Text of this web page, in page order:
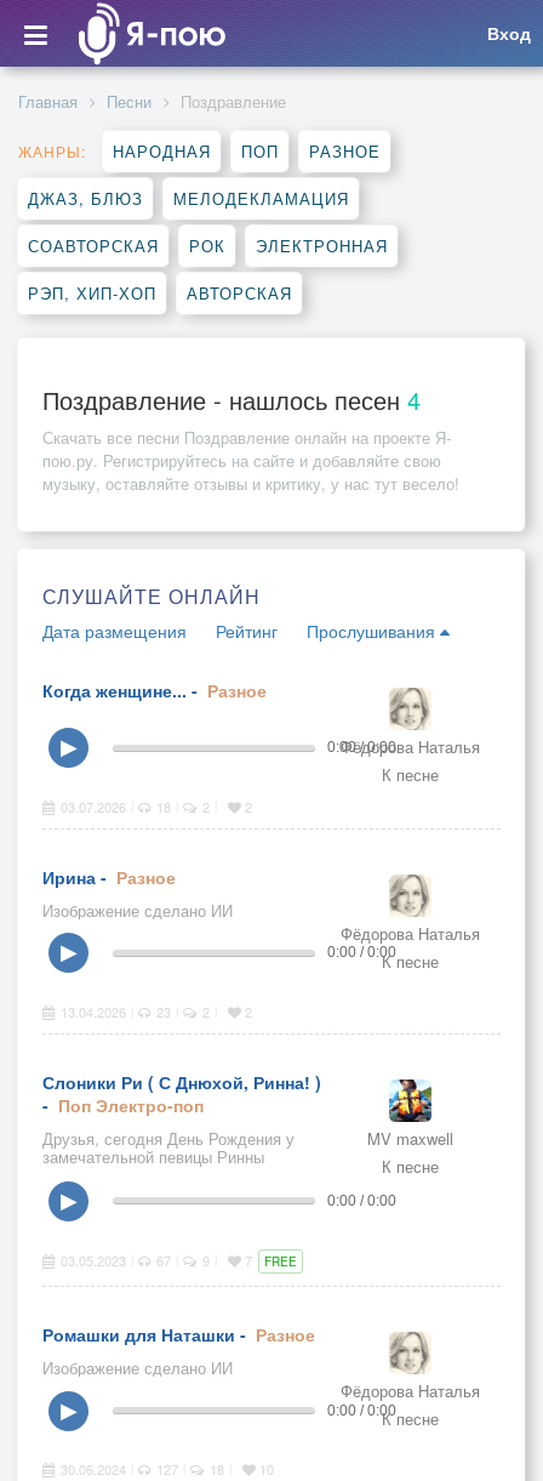
Вход
Главная Песни Поздравление
ЖАНРЫ: НАРОДНАЯ ПОП РАЗНОЕ
ДЖАЗ, БЛЮЗ МЕЛОДЕКЛАМАЦИЯ
СОАВТОРСКАЯ РОК ЭЛЕКТРОННАЯ
РЭП, ХИП-ХОП АВТОРСКАЯ
Поздравление - нашлось песен 4
Скачать все песни Поздравление онлайн на проекте Я-
пою.ру. Регистрируйтесь на сайте и добавляйте свою
музыку, оставляйте отзывы и критику, у нас тут весело!
СЛУШАЙТЕ ОНЛАЙН
Дата размещения Рейтинг Прослушивания
Когда женщине... - Разное
Фёдорова Наталья
К песне
▶ 0:00 / 0:00
03.07.2026 18 2 2
Ирина - Разное
Изображение сделано ИИ
Фёдорова Наталья
К песне
▶ 0:00 / 0:00
13.04.2026 23 2 2
Слоники Ри ( С Днюхой, Ринна! )
- Поп Электро-поп
Друзья, сегодня День Рождения у
замечательной певицы Ринны
Серповой (Rozalinda)!
MV maxwell
К песне
▶ 0:00 / 0:00
03.05.2023 67 9 7 FREE
Ромашки для Наташки - Разное
Изображение сделано ИИ
Фёдорова Наталья
К песне
▶ 0:00 / 0:00
30.06.2024 127 18 10